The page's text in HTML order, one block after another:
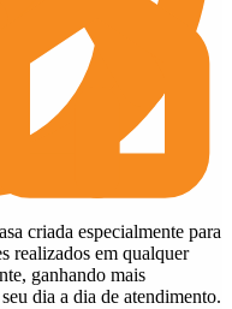
criada especialmente para
realizados em qualquer
ganhando mais
dia a dia de atendimento.